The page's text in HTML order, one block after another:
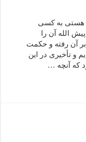
هستی به کسی
الله آن را
بر آن رفته و حکمت
و تأخیری در این
که آنچه …